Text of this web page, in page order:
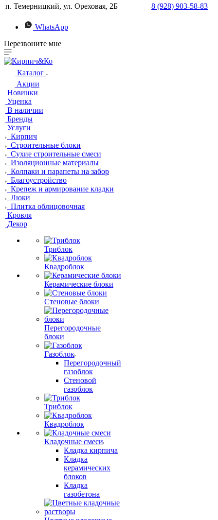
п. Темерницкий, ул. Ореховая, 2Б
8 (928) 903-58-83
WhatsApp
Перезвоните мне
Каталог
Акции
Новинки
Уценка
В наличии
Бренды
Услуги
Кирпич
Строительные блоки
Сухие строительные смеси
Изоляционные материалы
Колпаки и парапеты на забор
Благоустройство
Крепеж и армирование кладки
Люки
Плитка облицовочная
Кровля
Декор
Триблок
Квадроблок
Керамические блоки
Стеновые блоки
Перегородочные
блоки
Газоблок
Перегородочный
газоблок
Стеновой
газоблок
Триблок
Квадроблок
Кладочные смеси
Кладка кирпича
Кладка
керамических
блоков
Кладка
газобетона